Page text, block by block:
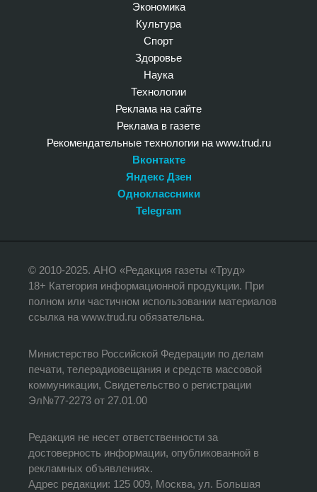
Экономика
Культура
Спорт
Здоровье
Наука
Технологии
Реклама на сайте
Реклама в газете
Рекомендательные технологии на www.trud.ru
Вконтакте
Яндекс Дзен
Одноклассники
Telegram
© 2010-2025. АНО «Редакция газеты «Труд»
18+ Категория информационной продукции. При
полном или частичном использовании материалов
ссылка на www.trud.ru обязательна.
Министерство Российской Федерации по делам
печати, телерадиовещания и средств массовой
коммуникации, Свидетельство о регистрации
Эл№77-2273 от 27.01.00
Редакция не несет ответственности за
достоверность информации, опубликованной в
рекламных объявлениях.
Адрес редакции: 125 009, Москва, ул. Большая